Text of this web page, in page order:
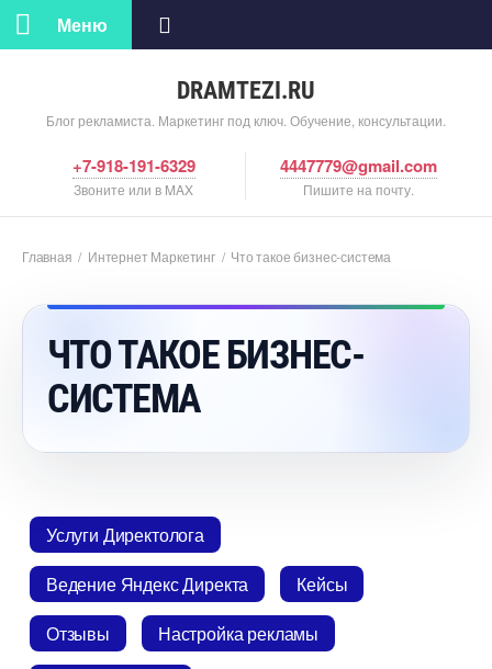
DRAMTEZI.RU
Блог рекламиста. Маркетинг под ключ. Обучение, консультации.
Меню
+7-918-191-6329
Звоните или в MAX
4447779@gmail.com
Пишите на почту.
Главная / Интернет Маркетин/ Что такое бизнес-система
ЧТО ТАКОЕ БИЗНЕС-
СИСТЕМА
Услуги Директолога
едение Яндекс Директа
Кейсы
Отзывы
Настройка рекламы